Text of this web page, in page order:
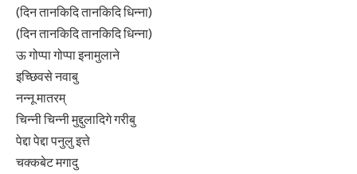
(दिन तानकिदि तानकिदि धिन्ना)
(दिन तानकिदि तानकिदि धिन्ना)
ऊ गोप्पा गोप्पा इनामुलाने
इच्छिवसे नवाबु
नन्नू मातरम्
चिन्नी चिन्नी मुद्दुलादिगे गरीबु
पेद्दा पेद्दा पनुलु इत्ते
चक्कबेट मगादु